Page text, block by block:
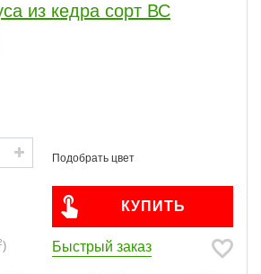
из кедра сорт ВС
)
КУПИТЬ
Быстрый заказ